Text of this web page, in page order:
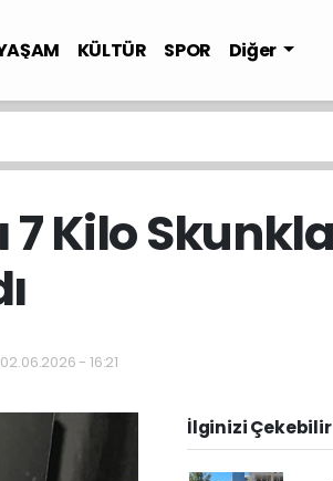
KÜLTÜR SPOR Diğer
7 Kilo Skunkla
- 16:21
İlginizi Çekebilir